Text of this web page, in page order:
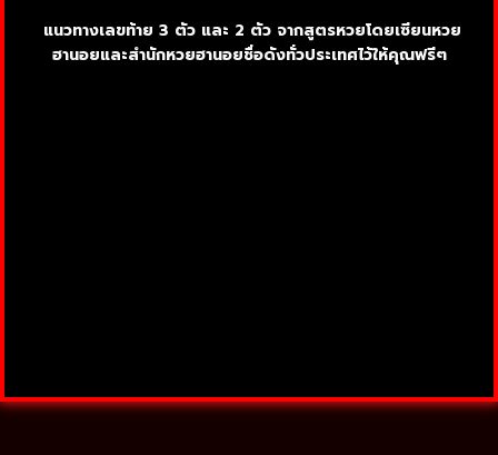
แนวทางเลขท้าย 3 ตัว และ 2 ตัว จากสูตรหวยโดยเซียนหวย
ฮานอยและสำนักหวยฮานอยชื่อดังทั่วประเทศไว้ให้คุณฟรีๆ